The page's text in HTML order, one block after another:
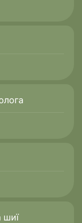
Частота
Регулярні
зонах. Це
і
шиї